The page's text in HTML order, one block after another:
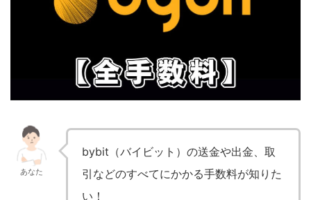
あなた
bybit（バイビット）の送金や出金、取
引などのすべてにかかる手数料が知りた
い！